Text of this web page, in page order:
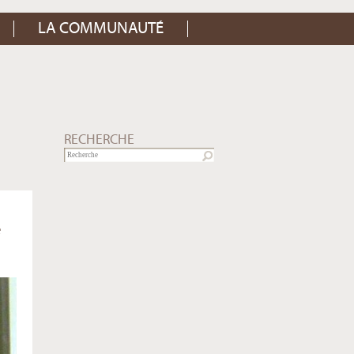
LA COMMUNAUTÉ
RECHERCHE